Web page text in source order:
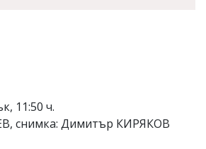
11:50 ч.
снимка: Димитър КИРЯКОВ